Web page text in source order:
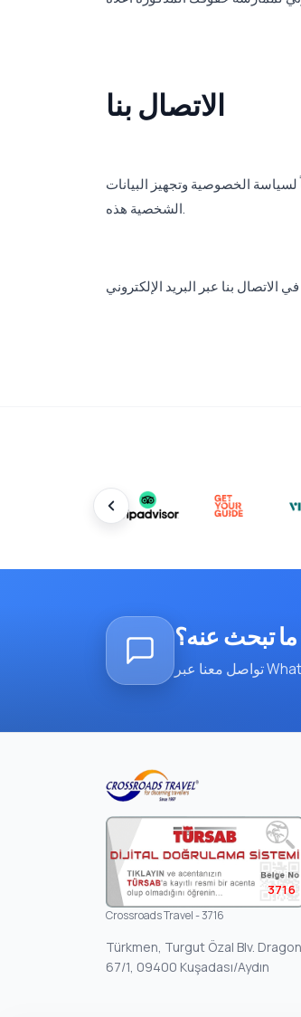
الاتصال بنا
الخصوصية وتجهيز البيانات
الشخصية هذه.
تبحث عنه؟
3716
Crossroads Travel - 3716
Türkmen, Turgut Özal Blv.
67/1, 09400 Kuşadası/Aydın